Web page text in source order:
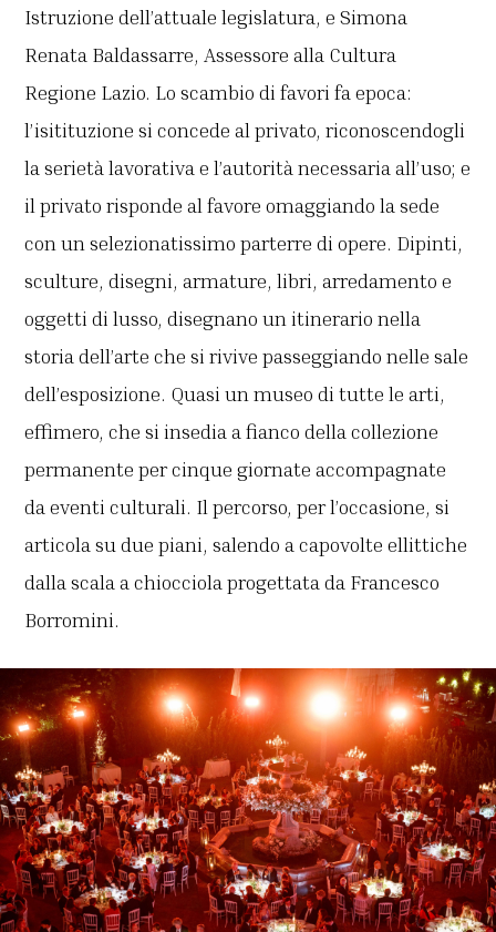
Istruzione dell’attuale legislatura, e Simona
Renata Baldassarre, Assessore alla Cultura
Regione Lazio. Lo scambio di favori fa epoca:
l’isitituzione si concede al privato, riconoscendogli
la serietà lavorativa e l’autorità necessaria all’uso; e
il privato risponde al favore omaggiando la sede
con un selezionatissimo parterre di opere. Dipinti,
sculture, disegni, armature, libri, arredamento e
oggetti di lusso, disegnano un itinerario nella
storia dell’arte che si rivive passeggiando nelle sale
dell’esposizione. Quasi un museo di tutte le arti,
effimero, che si insedia a fianco della collezione
permanente per cinque giornate accompagnate
da eventi culturali. Il percorso, per l’occasione, si
articola su due piani, salendo a capovolte ellittiche
dalla scala a chiocciola progettata da Francesco
Borromini.